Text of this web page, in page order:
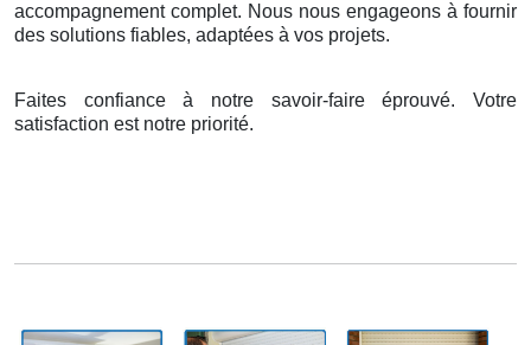
accompagnement complet. Nous nous engageons à fournir
des solutions fiables, adaptées à vos projets.
Faites confiance à notre savoir-faire éprouvé. Votre
satisfaction est notre priorité.